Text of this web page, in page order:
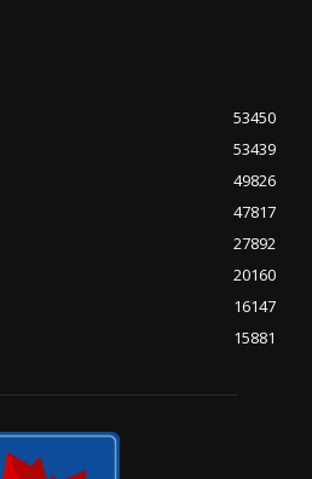
53450
53439
49826
47817
27892
20160
16147
15881